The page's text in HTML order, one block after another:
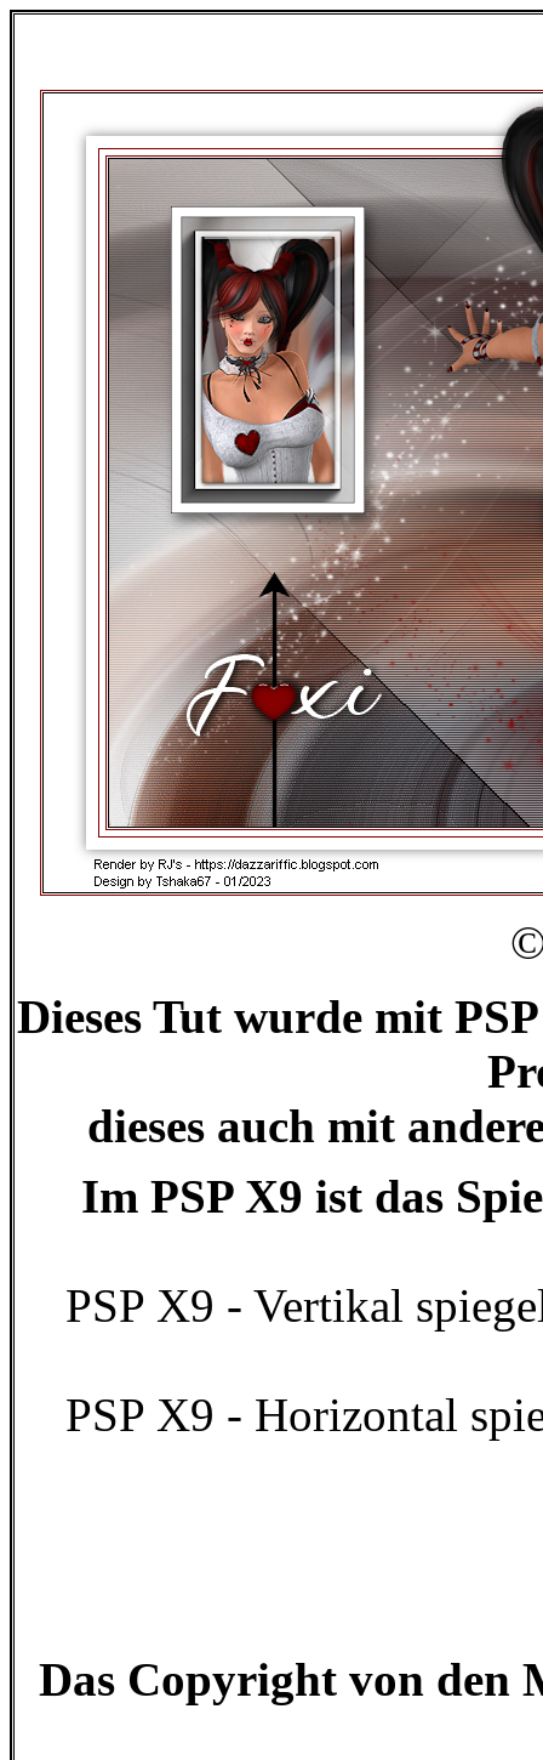
Dieses Tut wurde mit
dieses auch mit
Im PSP X9 ist das
PSP X9 - Vertikal
PSP X9 - Horizontal
Das Copyright von den